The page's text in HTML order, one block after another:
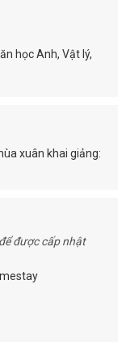
học Anh, Vật lý,
xuân khai giảng:
được cấp nhật